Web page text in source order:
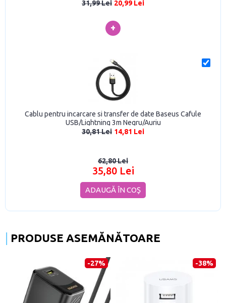
31,99 Lei 20,99 Lei
+
Cablu pentru incarcare si transfer de date Baseus Cafule
USB/Lightning 3m Negru/Auriu
30,81 Lei 14,81 Lei
62,80 Lei
35,80 Lei
ADAUGĂ ÎN COŞ
PRODUSE ASEMĂNĂTOARE
-27% -38%